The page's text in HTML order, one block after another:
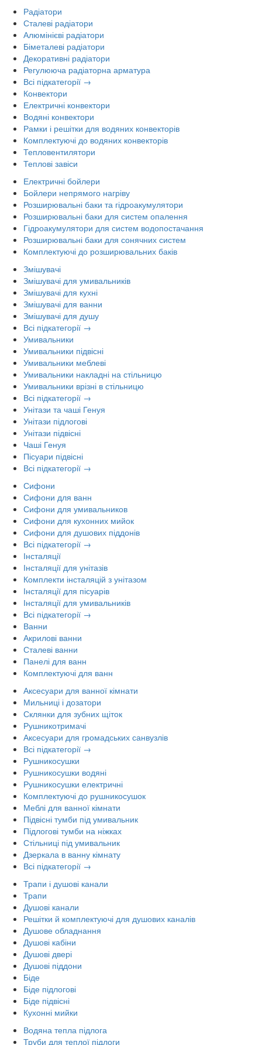
Радіатори
Сталеві радіатори
Алюмінієві радіатори
Біметалеві радіатори
Декоративні радіатори
Регулююча радіаторна арматура
Всі підкатегорії →
Конвектори
Електричні конвектори
Водяні конвектори
Рамки і решітки для водяних конвекторів
Комплектуючі до водяних конвекторів
Тепловентилятори
Теплові завіси
Електричні бойлери
Бойлери непрямого нагріву
Розширювальні баки та гідроакумулятори
Розширювальні баки для систем опалення
Гідроакумулятори для систем водопостачання
Розширювальні баки для сонячних систем
Комплектуючі до розширювальних баків
Змішувачі
Змішувачі для умивальників
Змішувачі для кухні
Змішувачі для ванни
Змішувачі для душу
Всі підкатегорії →
Умивальники
Умивальники підвісні
Умивальники меблеві
Умивальники накладні на стільницю
Умивальники врізні в стільницю
Всі підкатегорії →
Унітази та чаші Генуя
Унітази підлогові
Унітази підвісні
Чаші Генуя
Пісуари підвісні
Всі підкатегорії →
Сифони
Сифони для ванн
Сифони для умивальников
Сифони для кухонних мийок
Сифони для душових піддонів
Всі підкатегорії →
Інсталяції
Інсталяції для унітазів
Комплекти інсталяцій з унітазом
Інсталяції для пісуарів
Інсталяції для умивальників
Всі підкатегорії →
Ванни
Акрилові ванни
Сталеві ванни
Панелі для ванн
Комплектуючі для ванн
Аксесуари для ванної кімнати
Мильниці і дозатори
Склянки для зубних щіток
Рушникотримачі
Аксесуари для громадських санвузлів
Всі підкатегорії →
Рушникосушки
Рушникосушки водяні
Рушникосушки електричні
Комплектуючі до рушникосушок
Меблі для ванної кімнати
Підвісні тумби під умивальник
Підлогові тумби на ніжках
Стільниці під умивальник
Дзеркала в ванну кімнату
Всі підкатегорії →
Трапи і душові канали
Трапи
Душові канали
Решітки й комплектуючі для душових каналів
Душове обладнання
Душові кабіни
Душові двері
Душові піддони
Біде
Біде підлогові
Біде підвісні
Кухонні мийки
Водяна тепла підлога
Труби для теплої підлоги